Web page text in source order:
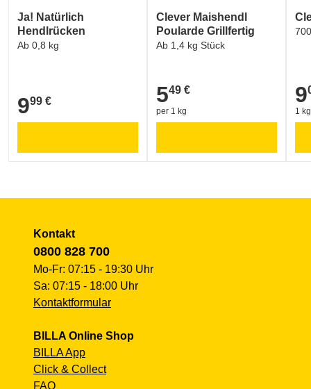
Ja! Natürlich
Hendlrücken
Ab 0,8 kg
9,99 €
999 €
Clever Maishendl
Poularde Grillfertig
Ab 1,4 kg Stück
5,49 €
549 €
per 1 kg
9
1
Kontakt
0800 828 700
Mo-Fr: 07:15 - 19:30 Uhr
Sa: 07:15 - 18:00 Uhr
Kontaktformular
BILLA Online Shop
BILLA App
Click & Collect
FAQ